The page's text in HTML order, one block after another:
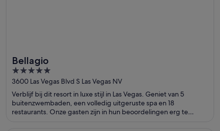
Bellagio
5
out
of
5
3600 Las Vegas Blvd S Las Vegas NV
Verblijf bij dit resort in luxe stijl in Las Vegas. Geniet van 5
buitenzwembaden, een volledig uitgeruste spa en 18
restaurants. Onze gasten zijn in hun beoordelingen erg te